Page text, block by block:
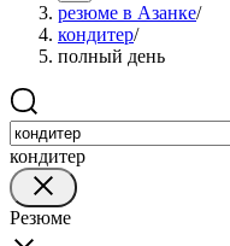
резюме в Азанке/
кондитер/
полный день
кондитер
Резюме